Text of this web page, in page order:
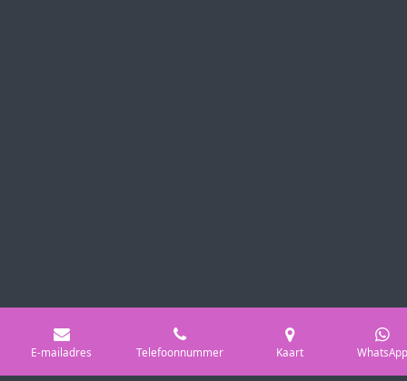
E-mailadres Telefoonnummer Kaart WhatsApp